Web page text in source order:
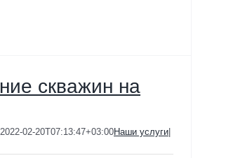
скважин на
2022-02-20T07:13:47+03:00Наши услуги